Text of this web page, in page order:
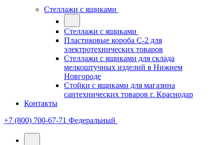
Стеллажи с ящиками
Стеллажи с ящиками
Пластиковые короба С-2 для
электротехнических товаров
Стеллажи с ящиками для склада
мелкоштучных изделий в Нижнем
Новгороде
Стойки с ящиками для магазина
сантехнических товаров г. Краснодар
Контакты
+7 (800) 700-67-71 Федеральный